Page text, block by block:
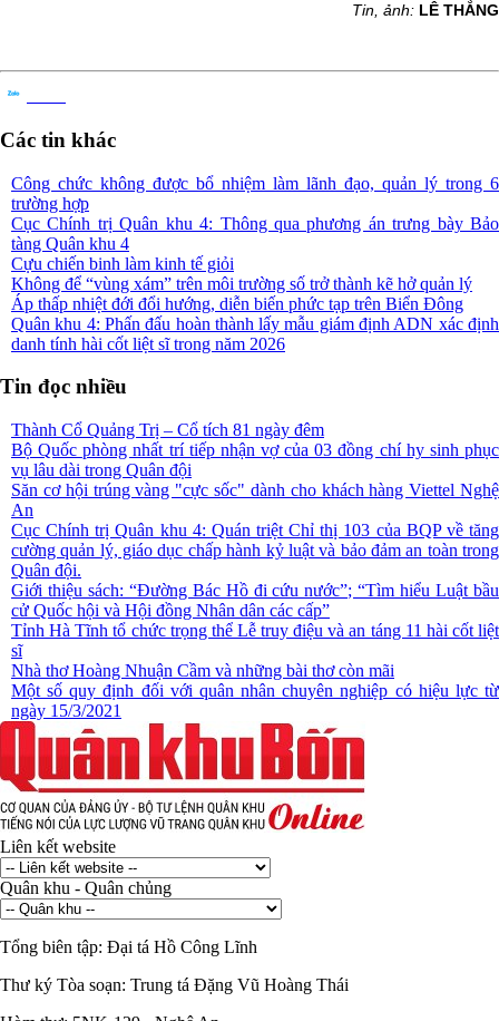
Tin, ảnh: LÊ THẮNG
Các tin khác
Công chức không được bổ nhiệm làm lãnh đạo, quản lý trong 6
trường hợp
Cục Chính trị Quân khu 4: Thông qua phương án trưng bày Bảo
tàng Quân khu 4
Cựu chiến binh làm kinh tế giỏi
Không để “vùng xám” trên môi trường số trở thành kẽ hở quản lý
Áp thấp nhiệt đới đổi hướng, diễn biến phức tạp trên Biển Đông
Quân khu 4: Phấn đấu hoàn thành lấy mẫu giám định ADN xác định
danh tính hài cốt liệt sĩ trong năm 2026
Tin đọc nhiều
Thành Cổ Quảng Trị – Cổ tích 81 ngày đêm
Bộ Quốc phòng nhất trí tiếp nhận vợ của 03 đồng chí hy sinh phục
vụ lâu dài trong Quân đội
Săn cơ hội trúng vàng "cực sốc" dành cho khách hàng Viettel Nghệ
An
Cục Chính trị Quân khu 4: Quán triệt Chỉ thị 103 của BQP về tăng
cường quản lý, giáo dục chấp hành kỷ luật và bảo đảm an toàn trong
Quân đội.
Giới thiệu sách: “Đường Bác Hồ đi cứu nước”; “Tìm hiểu Luật bầu
cử Quốc hội và Hội đồng Nhân dân các cấp”
Tỉnh Hà Tĩnh tổ chức trọng thể Lễ truy điệu và an táng 11 hài cốt liệt
sĩ
Nhà thơ Hoàng Nhuận Cầm và những bài thơ còn mãi
Một số quy định đối với quân nhân chuyên nghiệp có hiệu lực từ
ngày 15/3/2021
Liên kết website
Quân khu - Quân chủng
Tổng biên tập: Đại tá Hồ Công Lĩnh
Thư ký Tòa soạn: Trung tá Đặng Vũ Hoàng Thái